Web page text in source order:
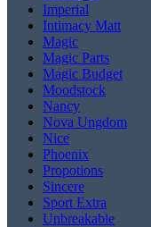
Imperial
Intimacy Matt
Magic
Magic Parts
Magic Budget
Moodstock
Nancy
Nova Ungdom
Nice
Phoenix
Propotions
Sincere
Sport Extra
Unbreakable